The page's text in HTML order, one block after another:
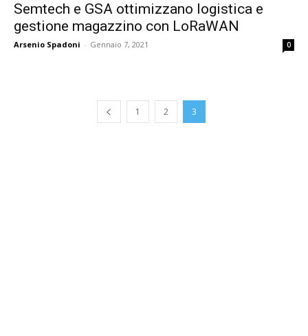
Semtech e GSA ottimizzano logistica e
gestione magazzino con LoRaWAN
Arsenio Spadoni - Gennaio 7, 2021 0
1 2 3